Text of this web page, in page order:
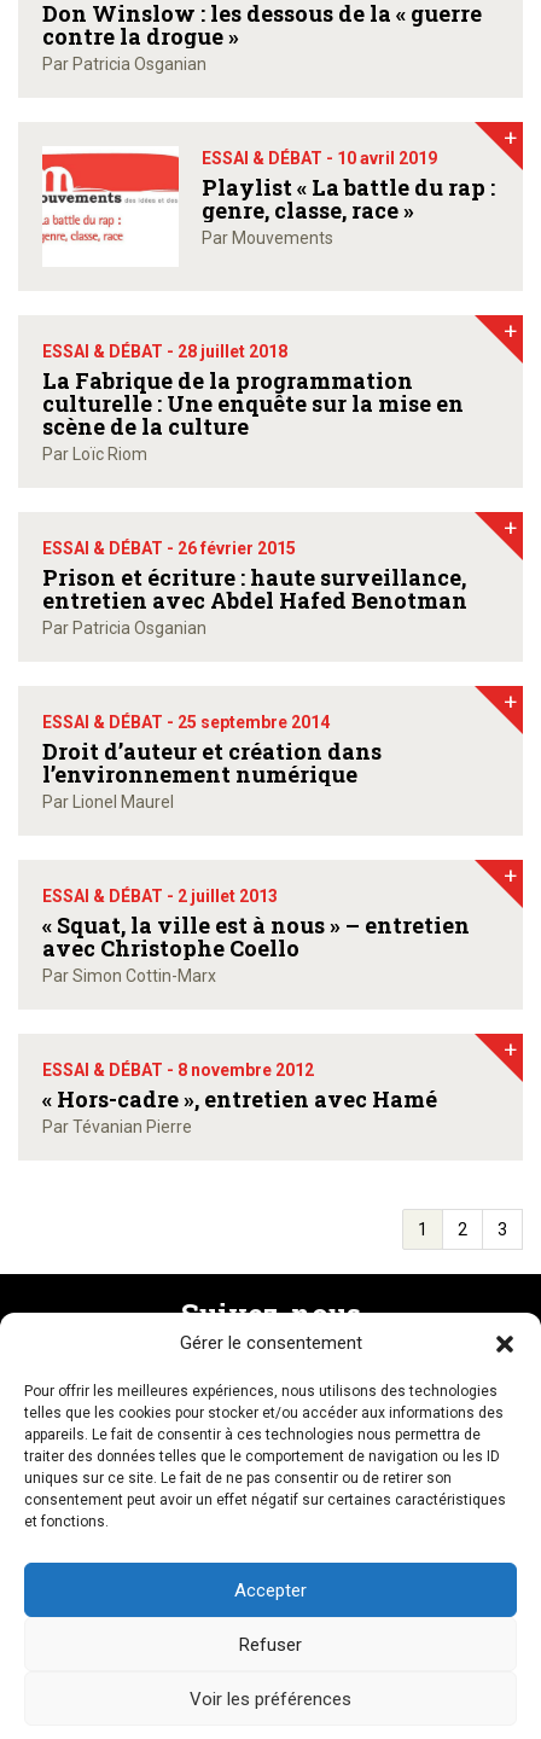
Gérer le consentement
Pour offrir les meilleures expériences, nous utilisons des technologies
telles que les cookies pour stocker et/ou accéder aux informations des
appareils. Le fait de consentir à ces technologies nous permettra de
traiter des données telles que le comportement de navigation ou les ID
uniques sur ce site. Le fait de ne pas consentir ou de retirer son
consentement peut avoir un effet négatif sur certaines caractéristiques
et fonctions.
Accepter
Refuser
Voir les préférences
Don Winslow : les dessous de la « guerre
contre la drogue »
Par Patricia Osganian
ESSAI & DÉBAT - 10 avril 2019
Playlist « La battle du rap :
genre, classe, race »
Par Mouvements
+
ESSAI & DÉBAT - 28 juillet 2018
La Fabrique de la programmation
culturelle : Une enquête sur la mise en
scène de la culture
Par Loïc Riom
+
ESSAI & DÉBAT - 26 février 2015
Prison et écriture : haute surveillance,
entretien avec Abdel Hafed Benotman
Par Patricia Osganian
+
ESSAI & DÉBAT - 25 septembre 2014
Droit d’auteur et création dans
l’environnement numérique
Par Lionel Maurel
+
ESSAI & DÉBAT - 2 juillet 2013
« Squat, la ville est à nous » – entretien
avec Christophe Coello
Par Simon Cottin-Marx
+
ESSAI & DÉBAT - 8 novembre 2012
« Hors-cadre », entretien avec Hamé
Par Tévanian Pierre
+
1 2 3
Suivez-nous
Recevez la newsletter
MENTIONS LÉGALES CRÉDITS
© Mouvements 2026